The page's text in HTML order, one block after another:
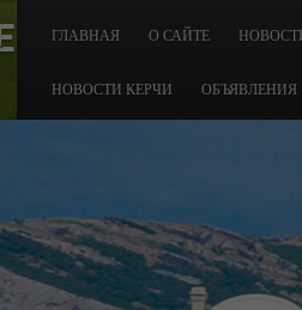
ГЛАВНАЯ О САЙТЕ
НОВОСТИ КЕРЧИ ОБЪЯВЛЕНИЯ